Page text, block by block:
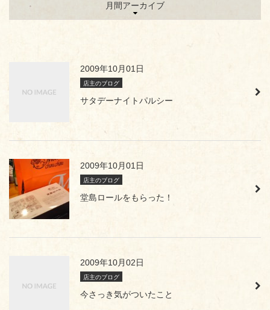
月間アーカイブ
2009年10月01日
店主のブログ
サタデーナイトパルシー
2009年10月01日
店主のブログ
堂島ロールをもらった！
2009年10月02日
店主のブログ
今さっき気がついたこと